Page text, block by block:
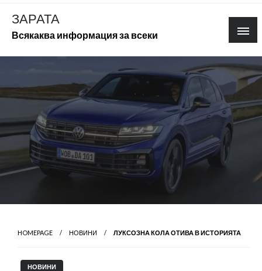
Skip
content
ЗАРАТА
Всякаква информация за всеки
HOMEPAGE НОВИНИ ЛУКСОЗНА КОЛА ОТИВА В ИСТОРИЯТА
НОВИНИ